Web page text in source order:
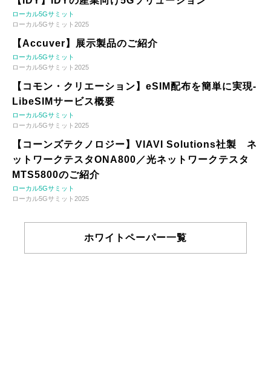
ローカル5Gサミット
ローカル5Gサミット2025
【Accuver】展示製品のご紹介
ローカル5Gサミット
ローカル5Gサミット2025
【コモン・クリエーション】eSIM配布を簡単に実現-
LibeSIMサービス概要
ローカル5Gサミット
ローカル5Gサミット2025
【コーンズテクノロジー】VIAVI Solutions社製 ネ
ットワークテスタONA800／光ネットワークテスタ
MTS5800のご紹介
ローカル5Gサミット
ローカル5Gサミット2025
ホワイトペーパー一覧